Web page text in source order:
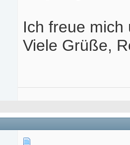
Ich freue
Viele Grüße,